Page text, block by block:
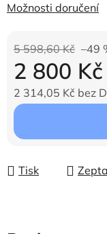
Možnosti doručení
5 598,60 Kč –49
2 800 Kč
2 314,05 Kč bez
Měrná cena:
Tisk